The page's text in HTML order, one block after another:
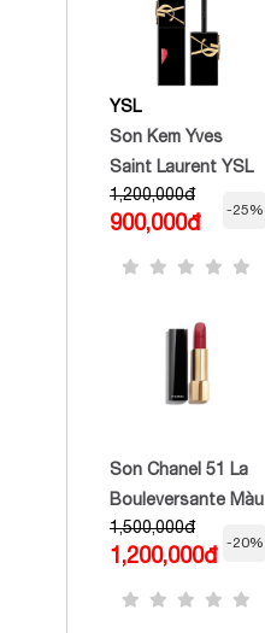
YSL
Son Kem Yves
Saint Laurent YSL
The Inks Vinyl
Cream 403 Fuchsia
– Hồng San Hô
1,200,000đ
900,000đ
-25%
Son Chanel 51 La
Bouleversante Màu
Đỏ Hồng Cherry
1,500,000đ
1,200,000đ
-20%